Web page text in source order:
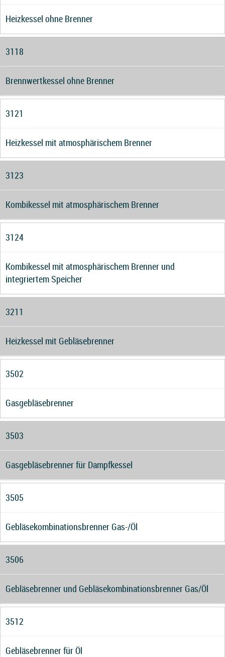
Heizkessel ohne Brenner
3118
Brennwertkessel ohne Brenner
3121
Heizkessel mit atmosphärischem Brenner
3123
Kombikessel mit atmosphärischem Brenner
3124
Kombikessel mit atmosphärischem Brenner und
integriertem Speicher
3211
Heizkessel mit Gebläsebrenner
3502
Gasgebläsebrenner
3503
Gasgebläsebrenner für Dampfkessel
3505
Gebläsekombinationsbrenner Gas-/Öl
3506
Gebläsebrenner und Gebläsekombinationsbrenner Gas/Öl
3512
Gebläsebrenner für Öl